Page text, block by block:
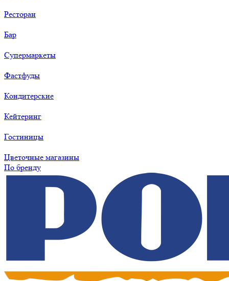
Ресторан
Бар
Супермаркеты
Фастфуды
Кондитерские
Кейтеринг
Гостиницы
Цветочные магазины
По бренду